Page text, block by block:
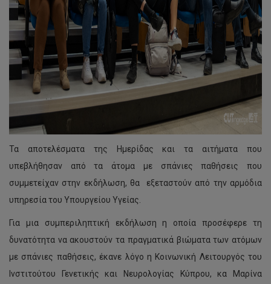
Τα αποτελέσματα της Ημερίδας και τα αιτήματα που
υπεβλήθησαν από τα άτομα με σπάνιες παθήσεις που
συμμετείχαν στην εκδήλωση, θα εξεταστούν από την αρμόδια
υπηρεσία του Υπουργείου Υγείας.
Για μια συμπεριληπτική εκδήλωση η οποία προσέφερε τη
δυνατότητα να ακουστούν τα πραγματικά βιώματα των ατόμων
με σπάνιες παθήσεις, έκανε λόγο η Κοινωνική Λειτουργός του
Ινστιτούτου Γενετικής και Νευρολογίας Κύπρου, κα Μαρίνα